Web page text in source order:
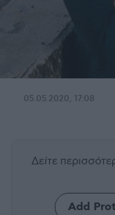
05.05.2020, 17:08
Δείτε
Add